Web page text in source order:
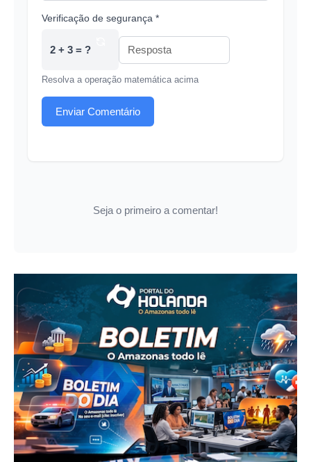
Verificação de segurança *
2 + 3 = ?
Resolva a operação matemática acima
Enviar Comentário
Seja o primeiro a comentar!